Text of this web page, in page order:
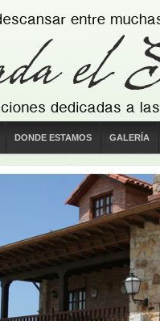
DONDE ESTAMOS GALERÍA